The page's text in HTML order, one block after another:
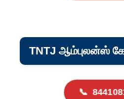
TNTJ ஆம்புலன்ஸ்
📞